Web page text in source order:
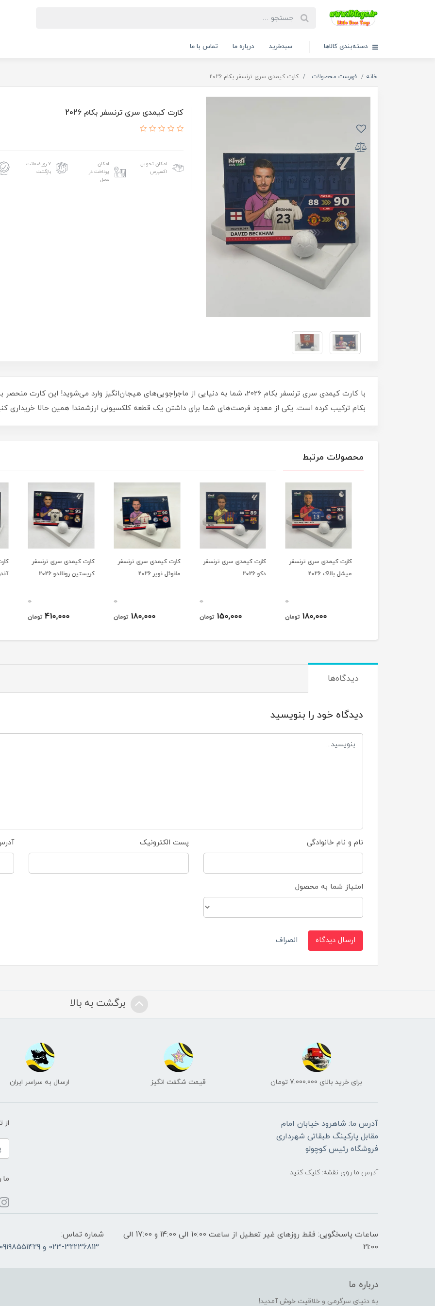
دسته‌بندی کالاها سبدخرید درباره ما تماس با ما
خانه فهرست محصولات کارت کیمدی سری ترنسفر بکام 2026
کارت کیمدی سری ترنسفر بکام 2026
امکان تحویل
اکسپرس
امکان
پرداخت در
محل
۷ روز ضمانت
بازگشت
با کارت کیمدی سری ترنسفر بکام 2026، شما به دنیایی از ماجراجویی‌های هیجان‌انگیز وارد می‌شوید!
بکام ترکیب کرده است. یکی از معدود فرصت‌های شما برای داشتن یک قطعه کلکسیونی ارزشمند! همین حالا خریداری
محصولات مرتبط
کارت کیمدی سری ترنسفر
میشل بالاک 2026
180,000 تومان
کارت کیمدی سری ترنسفر
دکو 2026
150,000 تومان
کارت کیمدی سری ترنسفر
مانوئل نویر 2026
180,000 تومان
کارت کیمدی سری ترنسفر
کریستین رونالدو 2026
410,000 تومان
دیدگاه‌ها
دیدگاه خود را بنویسید
نام و نام خانوادگی پست الکترونیک
امتیاز شما به محصول
ارسال دیدگاه انصراف
برگشت به بالا
برای خرید بالای 7.000.000 تومان قیمت شگفت انگیز ارسال به سراسر ایران
آدرس ما: شاهرود خیابان امام
مقابل پارکینگ طبقاتی شهرداری
فروشگاه رئیس کوچولو
آدرس ما روی نقشه: کلیک کنید
از
ما
ساعات پاسخگویی: فقط روزهای غیر تعطیل از ساعت 10:00 الی 14:00 و 17:00 الی
21:00
شماره تماس:
023-32236813 و 09198551429
درباره ما
به دنیای سرگرمی و خلاقیت خوش آمدید!